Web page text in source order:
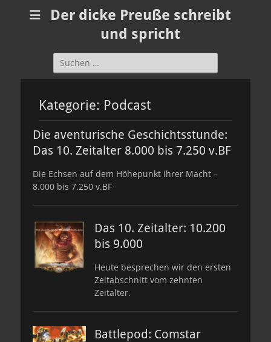
Der dicke Preuße schreibt
und spricht
Suchen
nach:
Kategorie: Podcast
Die aventurische Geschichtsstunde:
Das 10. Zeitalter 8.000 bis 7.250 v.BF
Die Echsen auf dem Höhepunkt ihrer Macht –
8.000 bis 7.250 v.BF
Das 10. Zeitalter: 10.200
bis 9.000
Heute besprechen wir den ersten
Zeitabschnitt vom zehnten
Zeitalter.
Battlepod: Comstar